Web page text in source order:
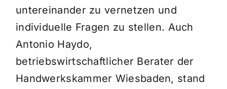
untereinander zu vernetzen und
individuelle Fragen zu stellen. Auch
Antonio Haydo,
betriebswirtschaftlicher Berater der
Handwerkskammer Wiesbaden, stand